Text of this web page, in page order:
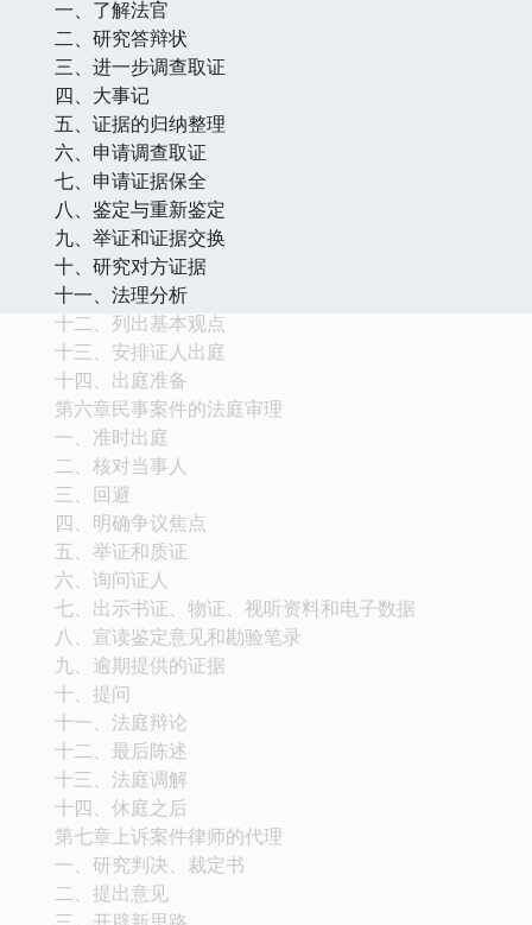
一、了解法官
二、研究答辩状
三、进一步调查取证
四、大事记
五、证据的归纳整理
六、申请调查取证
七、申请证据保全
八、鉴定与重新鉴定
九、举证和证据交换
十、研究对方证据
十一、法理分析
十二、列出基本观点
十三、安排证人出庭
十四、出庭准备
第六章民事案件的法庭审理
一、准时出庭
二、核对当事人
三、回避
四、明确争议焦点
五、举证和质证
六、询问证人
七、出示书证、物证、视听资料和电子数据
八、宣读鉴定意见和勘验笔录
九、逾期提供的证据
十、提问
十一、法庭辩论
十二、最后陈述
十三、法庭调解
十四、休庭之后
第七章上诉案件律师的代理
一、研究判决、裁定书
二、提出意见